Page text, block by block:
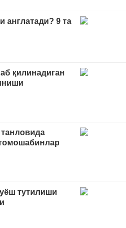
англатади? 9 та
қилинадиган
танловида
тутилиши